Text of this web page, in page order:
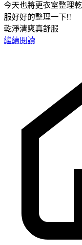
今天也將更衣室整理
服好好的整理一下!!
乾淨清爽真舒服
繼續閱讀